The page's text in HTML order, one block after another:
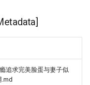
追求完美脸蛋与妻子似
.md